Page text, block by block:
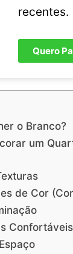
recentes.
Quero
o Branco?
um
de Cor